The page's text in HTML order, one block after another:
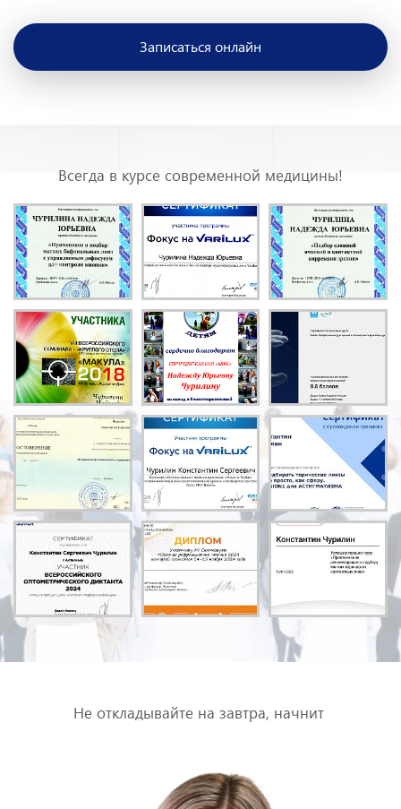
Скидка будет доступна сразу после онлайн записи
Записаться онлайн
Всегда в курсе современной медицины!